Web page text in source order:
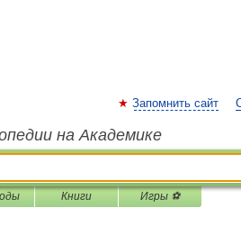
Запомнить сайт
на Академике
Книги Игры ⚽